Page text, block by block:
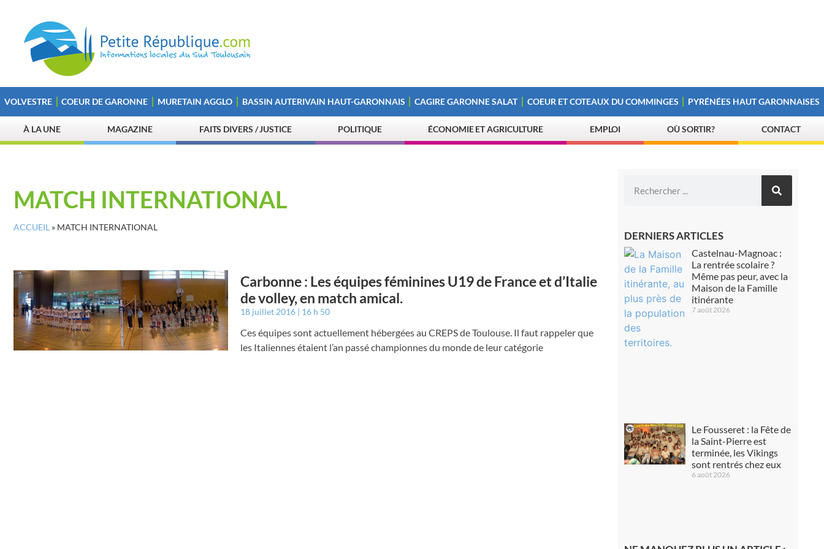
VOLVESTRE COEUR DE GARONNE MURETAIN AGGLO BASSIN AUTERIVAIN HAUT-GARONNAIS CAGIRE GARONNE SALAT COEUR ET COTEAUX DU COMMINGES PYRÉNÉES HAUT GARONNAISES
À LA UNE MAGAZINE FAITS DIVERS / JUSTICE POLITIQUE ÉCONOMIE ET AGRICULTURE EMPLOI OÙ SORTIR? CONTACT
MATCH INTERNATIONAL
ACCUEIL » MATCH INTERNATIONAL
Carbonne : Les équipes féminines U19 de France et d’Italie
de volley, en match amical.
18 juillet 2016 16 h 50
Ces équipes sont actuellement hébergées au CREPS de Toulouse. Il faut rappeler que
les Italiennes étaient l’an passé championnes du monde de leur catégorie
DERNIERS ARTICLES
Castelnau-Magnoac :
La rentrée scolaire ?
Même pas peur, avec la
Maison de la Famille
itinérante
7 août 2026
Le Fousseret : la Fête de
la Saint-Pierre est
terminée, les Vikings
sont rentrés chez eux
6 août 2026